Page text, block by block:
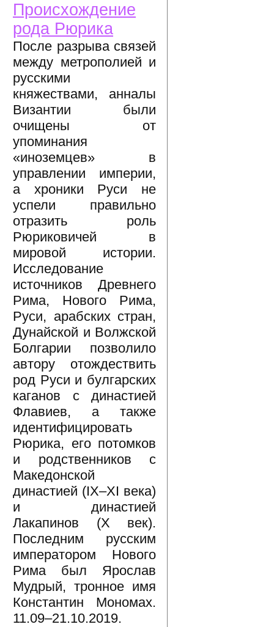
Происхождение
рода Рюрика
После разрыва связей
между метрополией и
русскими
княжествами, анналы
Византии были
очищены от
упоминания
«иноземцев» в
управлении империи,
а хроники Руси не
успели правильно
отразить роль
Рюриковичей в
мировой истории.
Исследование
источников Древнего
Рима, Нового Рима,
Руси, арабских стран,
Дунайской и Волжской
Болгарии позволило
автору отождествить
род Руси и булгарских
каганов с династией
Флавиев, а также
идентифицировать
Рюрика, его потомков
и родственников с
Македонской
династией (IX–XI века)
и династией
Лакапинов (X век).
Последним русским
императором Нового
Рима был Ярослав
Мудрый, тронное имя
Константин Мономах.
11.09–21.10.2019.